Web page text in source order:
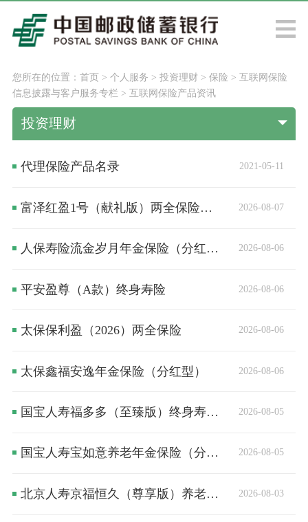
您所在的位置： 首页> 个人服务 > 投资理财 > 保险 > 互联网保险
信息披露与客户服务专栏 > 互联网保险产品资讯
投资理财
2021-05-11
代理保险产品名录
2026-08-07
富泽红盈1号（献礼版）两全保险（分红型）
2026-08-06
人保寿险流金岁月年金保险（分红型）
2026-08-06
平安盈尊（A款）终身寿险
2026-08-06
太保保利盈（2026）两全保险
2026-08-06
太保鑫福安逸年金保险（分红型）
2026-08-05
国宝人寿福多多（至臻版）终身寿险（分红型）
2026-08-05
国宝人寿宝如意养老年金保险（分红型）
2026-08-03
北京人寿京福恒久（尊享版）养老年金保险（分红型）